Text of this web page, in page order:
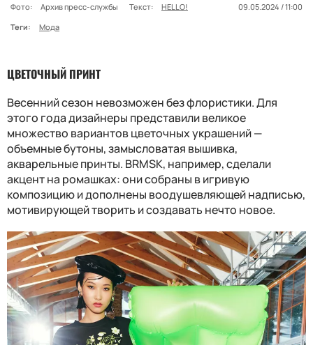
Фото: Архив пресс-службы Текст: HELLO!
09.05.2024 / 11:00
Теги:
Мода
ЦВЕТОЧНЫЙ ПРИНТ
Весенний сезон невозможен без флористики. Для
этого года дизайнеры представили великое
множество вариантов цветочных украшений —
объемные бутоны, замысловатая вышивка,
акварельные принты. BRMSK, например, сделали
акцент на ромашках: они собраны в игривую
композицию и дополнены воодушевляющей надписью,
мотивирующей творить и создавать нечто новое.